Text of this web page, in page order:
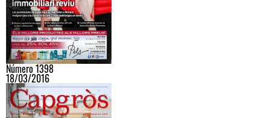
Número 1398
18/03/2016